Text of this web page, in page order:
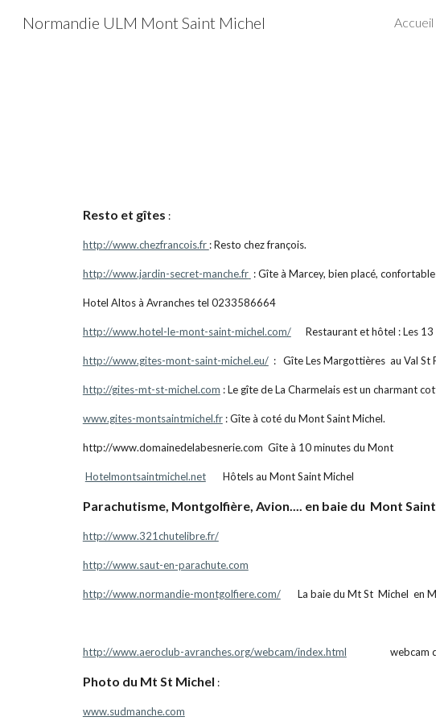
Skip to main
Normandie ULM Mont Saint Michel Accueil
Resto et gîtes :
http://www.chezfrancois.fr : Resto chez françois.
http://www.jardin-secret-manche.fr : Gîte à Marcey, bien placé,
Hotel Altos à Avranches tel 0233586664
http://www.hotel-le-mont-saint-michel.com/
Restaurant et hôtel : Les
http://www.gites-mont-saint-michel.eu/
:   Gîte Les Margottières  au Val
http://gites-mt-st-michel.com : Le gîte de La Charmelais est un charmant
www.gites-montsaintmichel.fr : Gîte à coté du Mont Saint Michel.
http://www.domainedelabesnerie.com  Gîte à 10 minutes du Mont
Hotelmontsaintmichel.net
       Hôtels au Mont Saint Michel
Parachutisme, Montgolfière, Avion.... en baie du  Mont
http://www.321chutelibre.fr/
http://www.saut-en-parachute.com
http://www.normandie-montgolfiere.com/
La baie du Mt St  Michel  en
http://www.aeroclub-avranches.org/webcam/index.html
Photo du Mt St Michel :
www.sudmanche.com